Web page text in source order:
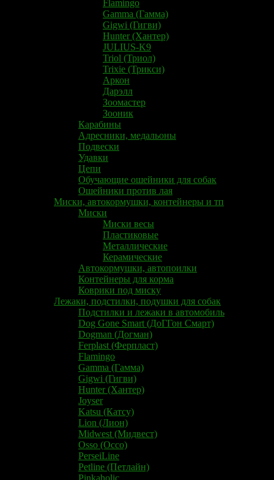
Flamingo
Gamma (Гамма)
Gigwi (Гигви)
Hunter (Хантер)
JULIUS-K9
Triol (Триол)
Trixie (Трикси)
Аркон
Дарэлл
Зоомастер
Зооник
Карабины
Адресники, медальоны
Подвески
Удавки
Цепи
Обучающие ошейники для собак
Ошейники против лая
Миски, автокормушки, контейнеры и тп
Миски
Миски весы
Пластиковые
Металлические
Керамические
Автокормушки, автопоилки
Контейнеры для корма
Коврики под миску
Лежаки, подстилки, подушки для собак
Подстилки и лежаки в автомобиль
Dog Gone Smart (ДоГГон Смарт)
Dogman (Догман)
Ferplast (Ферпласт)
Flamingo
Gamma (Гамма)
Gigwi (Гигви)
Hunter (Хантер)
Joyser
Katsu (Катсу)
​Lion (Лион)​
Midwest (Мидвест)
Osso (Оссо)
PerseiLine
Petline (Петлайн)
Pinkaholic